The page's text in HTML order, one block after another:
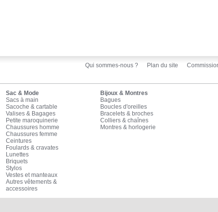
Qui sommes-nous ? Plan du site
Sac & Mode
Sacs à main
Sacoche & cartable
Valises & Bagages
Petite maroquinerie
Chaussures homme
Chaussures femme
Ceintures
Foulards & cravates
Lunettes
Briquets
Stylos
Vestes et manteaux
Autres vêtements &
accessoires
Bijoux & Montres
Bagues
Boucles d'oreilles
Bracelets & broches
Colliers & chaînes
Montres & horlogerie